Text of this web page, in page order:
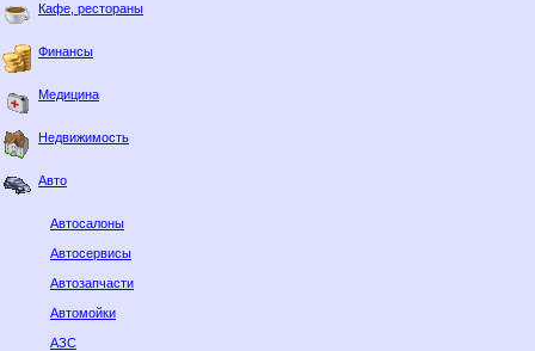
Кафе, рестораны
Финансы
Медицина
Недвижимость
Авто
Автосалоны
Автосервисы
Автозапчасти
Автомойки
АЗС